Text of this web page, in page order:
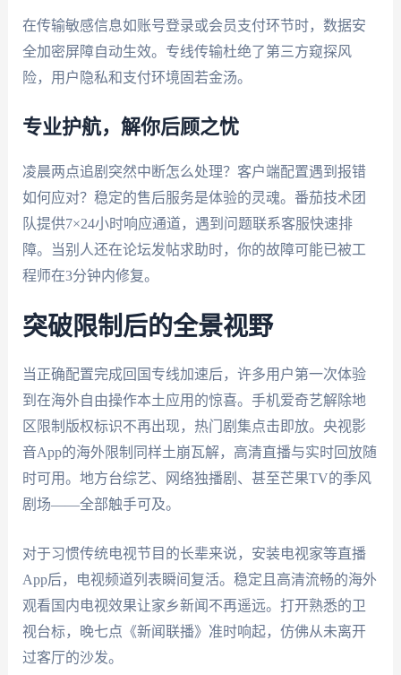
在传输敏感信息如账号登录或会员支付环节时，数据安
全加密屏障自动生效。专线传输杜绝了第三方窥探风
险，用户隐私和支付环境固若金汤。
专业护航，解你后顾之忧
凌晨两点追剧突然中断怎么处理？客户端配置遇到报错
如何应对？稳定的售后服务是体验的灵魂。番茄技术团
队提供7×24小时响应通道，遇到问题联系客服快速排
障。当别人还在论坛发帖求助时，你的故障可能已被工
程师在3分钟内修复。
突破限制后的全景视野
当正确配置完成回国专线加速后，许多用户第一次体验
到在海外自由操作本土应用的惊喜。手机爱奇艺解除地
区限制版权标识不再出现，热门剧集点击即放。央视影
音App的海外限制同样土崩瓦解，高清直播与实时回放随
时可用。地方台综艺、网络独播剧、甚至芒果TV的季风
剧场——全部触手可及。
对于习惯传统电视节目的长辈来说，安装电视家等直播
App后，电视频道列表瞬间复活。稳定且高清流畅的海外
观看国内电视效果让家乡新闻不再遥远。打开熟悉的卫
视台标，晚七点《新闻联播》准时响起，仿佛从未离开
过客厅的沙发。